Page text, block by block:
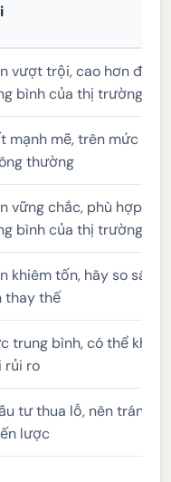
vượt trội, cao hơn đáng
bình của thị trường
mạnh mẽ, trên mức lợi
thường
vững chắc, phù hợp
bình của thị trường
khiêm tốn, hãy so sánh
thay thế
trung bình, có thể
rủi ro
tư thua lỗ, nên tránh
lược